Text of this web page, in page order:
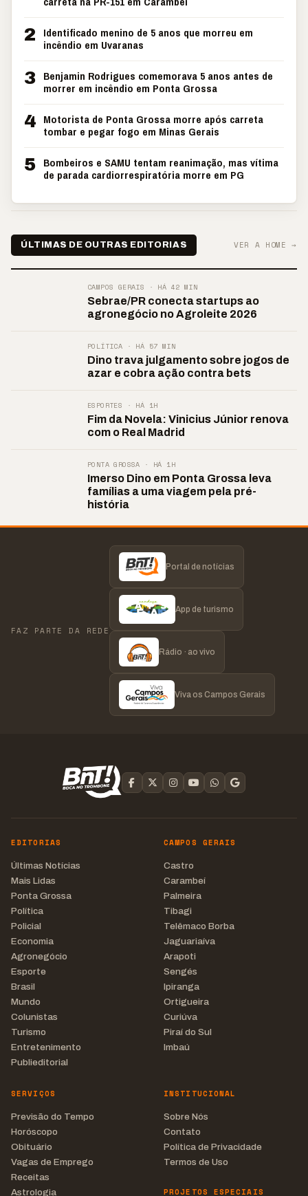
2
Identificado menino de 5 anos que morreu em
incêndio em Uvaranas
3 Benjamin Rodrigues comemorava 5 anos antes de
morrer em incêndio em Ponta Grossa
4 Motorista de Ponta Grossa morre após carreta
tombar e pegar fogo em Minas Gerais
5 Bombeiros e SAMU tentam reanimação, mas vítima
de parada cardiorrespiratória morre em PG
ÚLTIMAS DE OUTRAS EDITORIAS VER A HOME →
CAMPOS GERAIS · HÁ 42 MIN
Sebrae/PR conecta startups ao
agronegócio no Agroleite 2026
POLÍTICA · HÁ 57 MIN
Dino trava julgamento sobre jogos de
azar e cobra ação contra bets
ESPORTES · HÁ 1H
Fim da Novela: Vinicius Júnior renova
com o Real Madrid
PONTA GROSSA · HÁ 1H
Imerso Dino em Ponta Grossa leva
famílias a uma viagem pela pré-
história
FAZ PARTE DA REDE
Portal de notícias
App de turismo
Rádio · ao vivo
Viva os Campos Gerais
EDITORIAS
Últimas Notícias
Mais Lidas
Ponta Grossa
Política
Policial
Economia
Agronegócio
Esporte
Brasil
Mundo
Colunistas
Turismo
Entretenimento
Publieditorial
CAMPOS GERAIS
Castro
Carambeí
Palmeira
Tibagi
Telêmaco Borba
Jaguariaíva
Arapoti
Sengés
Ipiranga
Ortigueira
Curiúva
Piraí do Sul
Imbaú
SERVIÇOS
Previsão do Tempo
Horóscopo
Obituário
Vagas de Emprego
Receitas
Astrologia
INSTITUCIONAL
Sobre Nós
Contato
Política de Privacidade
Termos de Uso
PROJETOS ESPECIAIS